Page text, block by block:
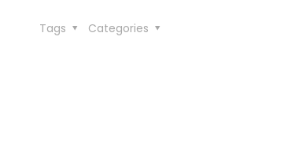
Categories
Tags